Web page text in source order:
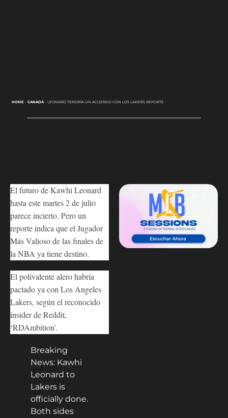
HOME- CANADÁ- LEONARD TENDRÍA UN ACUERDO CON LOS LAKERS: REPORTE
El futuro de Kawhi Leonard
hasta este martes 2 de julio
parece incierto. Pero un
reporte indica que el Jugador
Más Valioso de las finales de
la NBA ya tiene destino.
El polivalente alero habría
pactado ya con Los Angeles
Lakers, según el reconocido
insider de Reddit,
‘RDAmbition’.
Breaking
News: Kawhi
Leonard to
Lakers is
officially done.
Both sides